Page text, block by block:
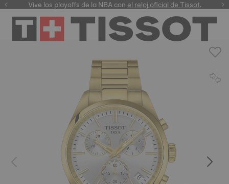
Vive los playoffs de la NBA conel reloj oficial de Tissot.